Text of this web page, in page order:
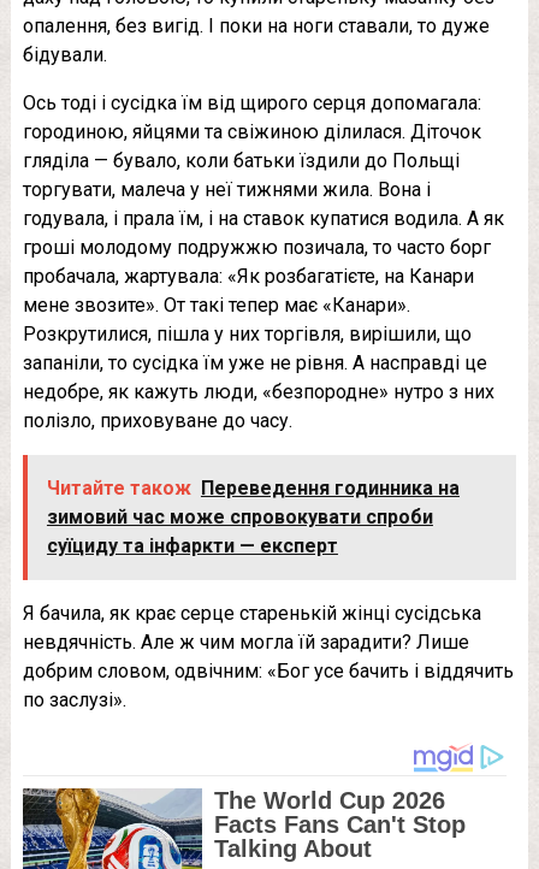
опалення, без вигід. І поки на ноги ставали, то дуже
бідували.
Ось тоді і сусідка їм від щирого сeрця допомагала:
городиною, яйцями та свіжиною ділилася. Діточок
гляділа — бувало, коли батьки їздили до Польщі
торгувати, малеча у неї тижнями жила. Вона і
годувала, і прала їм, і на ставок купатися водила. А як
гроші молодому подружжю позичала, то часто борг
пробачала, жартувала: «Як розбагатієте, на Канари
мене звозите». От такі тепер має «Канари».
Розкрутилися, пішла у них торгівля, вирішили, що
запаніли, то сусідка їм уже не рівня. А насправді це
недобре, як кажуть люди, «безпородне» нутро з них
полізло, приховуване до часу.
Читайте також Переведення годинника на
зимовий час може спровокувати спроби
суїциду та інфаркти — експерт
Я бачила, як крає сeрце старенькій жінці сусідська
невдячність. Але ж чим могла їй зарадити? Лише
добрим словом, одвічним: «Бог усе бачить і віддячить
по заслузі».